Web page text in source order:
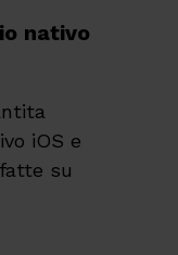
nativo
iOS e
su